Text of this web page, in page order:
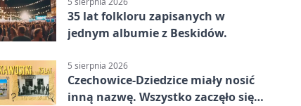
35 lat folkloru zapisanych w
jednym albumie z Beskidów.
5 sierpnia 2026
Czechowice-Dziedzice miały nosić
inną nazwę. Wszystko zaczęło się